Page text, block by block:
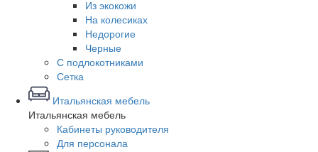
Из экокожи
На колесиках
Недорогие
Черные
С подлокотниками
Сетка
Итальянская мебель
Итальянская мебель
Кабинеты руководителя
Для персонала